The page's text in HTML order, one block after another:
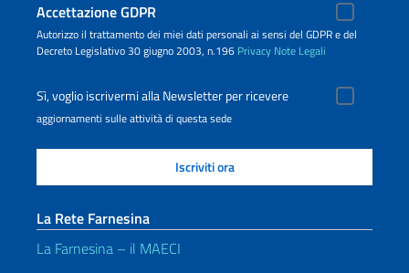
Accettazione GDPR
Autorizzo il trattamento dei miei dati personali ai sensi del GDPR e del
Decreto Legislativo 30 giugno 2003, n.196 Privacy Note Legali
Sì, voglio iscrivermi alla Newsletter per ricevere
aggiornamenti sulle attività di questa sede
La Rete Farnesina
La Farnesina – il MAECI